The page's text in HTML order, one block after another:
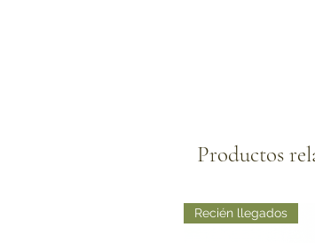
Productos
Recién llegados